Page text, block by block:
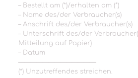
– Bestellt am (*)/erhalten am (*)
– Name des/der Verbraucher(s)
– Anschrift des/der Verbraucher(s)
– Unterschrift des/der
Mitteilung auf Papier)
– Datum
—————————————
(*) Unzutreffendes streichen.